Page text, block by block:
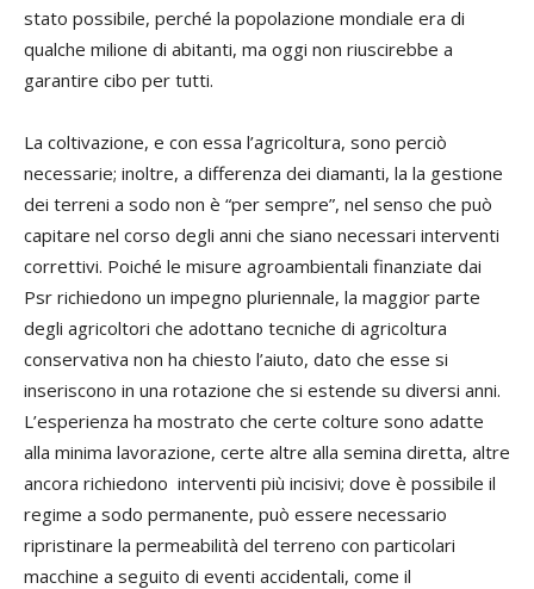
stato possibile, perché la popolazione mondiale era di
qualche milione di abitanti, ma oggi non riuscirebbe a
garantire cibo per tutti.
La coltivazione, e con essa l’agricoltura, sono perciò
necessarie; inoltre, a differenza dei diamanti, la la gestione
dei terreni a sodo non è “per sempre”, nel senso che può
capitare nel corso degli anni che siano necessari interventi
correttivi. Poiché le misure agroambientali finanziate dai
Psr richiedono un impegno pluriennale, la maggior parte
degli agricoltori che adottano tecniche di agricoltura
conservativa non ha chiesto l’aiuto, dato che esse si
inseriscono in una rotazione che si estende su diversi anni.
L’esperienza ha mostrato che certe colture sono adatte
alla minima lavorazione, certe altre alla semina diretta, altre
ancora richiedono interventi più incisivi; dove è possibile il
regime a sodo permanente, può essere necessario
ripristinare la permeabilità del terreno con particolari
macchine a seguito di eventi accidentali, come il